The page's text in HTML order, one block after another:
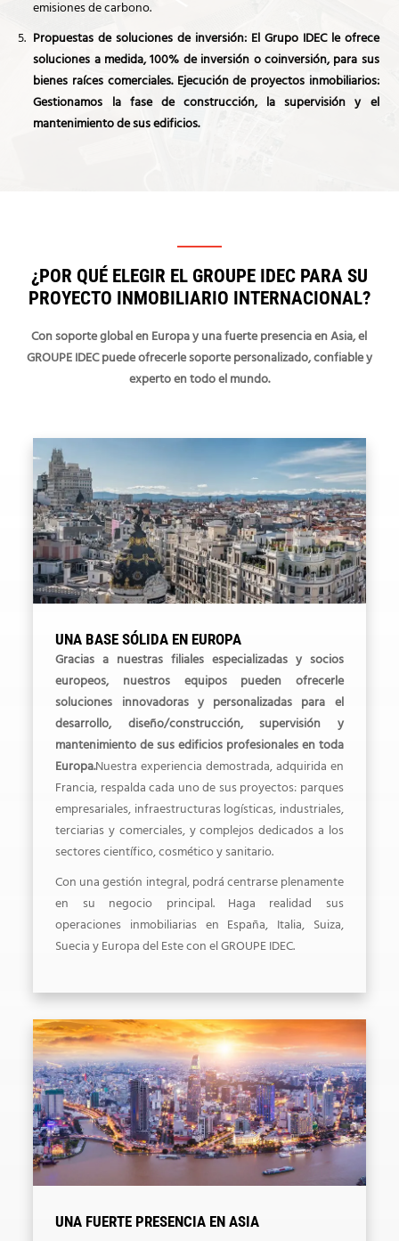
emisiones de carbono.
Propuestas de soluciones de inversión: El Grupo IDEC le ofrece
soluciones a medida, 100% de inversión o coinversión, para sus
bienes raíces comerciales. Ejecución de proyectos inmobiliarios:
Gestionamos la fase de construcción, la supervisión y el
mantenimiento de sus edificios.
¿POR QUÉ ELEGIR EL GROUPE IDEC PARA SU
PROYECTO INMOBILIARIO INTERNACIONAL?
Con soporte global en Europa y una fuerte presencia en Asia, el
GROUPE IDEC puede ofrecerle soporte personalizado, confiable y
experto en todo el mundo.
UNA BASE SÓLIDA EN EUROPA
Gracias a nuestras filiales especializadas y socios
europeos, nuestros equipos pueden ofrecerle
soluciones innovadoras y personalizadas para el
desarrollo, diseño/construcción, supervisión y
mantenimiento de sus edificios profesionales en toda
Europa.Nuestra experiencia demostrada, adquirida en
Francia, respalda cada uno de sus proyectos: parques
empresariales, infraestructuras logísticas, industriales,
terciarias y comerciales, y complejos dedicados a los
sectores científico, cosmético y sanitario.
Con una gestión integral, podrá centrarse plenamente
en su negocio principal. Haga realidad sus
operaciones inmobiliarias en España, Italia, Suiza,
Suecia y Europa del Este con el GROUPE IDEC.
UNA FUERTE PRESENCIA EN ASIA